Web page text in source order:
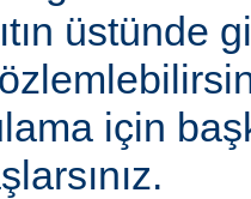
üstünde
için